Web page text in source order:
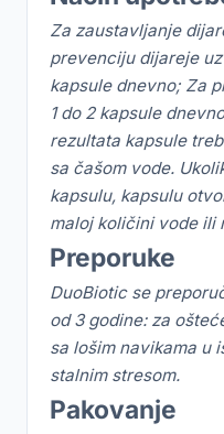
Za zaustavljanje
prevenciju dijareje
kapsule dnevno; Za
1 do 2 kapsule
rezultata kapsule
sa čašom vode.
kapsulu, kapsulu
maloj količini vode ili
Preporuke
DuoBiotic se
od 3 godine: za
sa lošim navikama u
stalnim stresom.
Pakovanje